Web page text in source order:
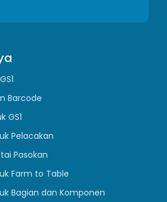
Barcode
GS1
Pelacakan
Pasokan
Farm to Table
Bagian dan Komponen